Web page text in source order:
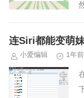
连Siri都能变萌
小爱编辑 1年前